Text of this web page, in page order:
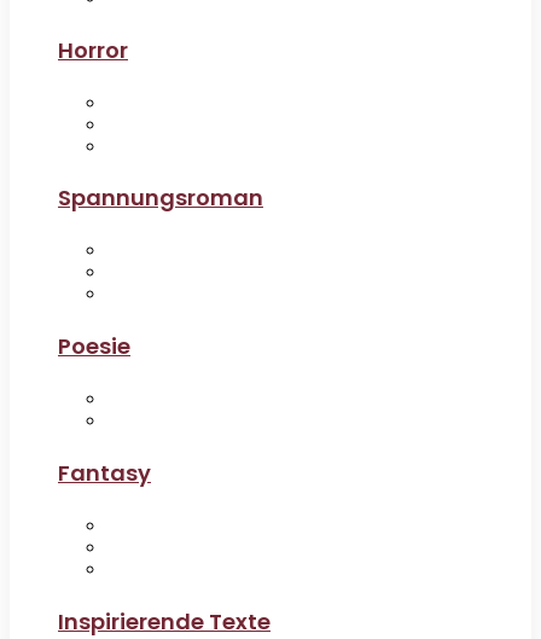
Horror
Spannungsroman
Poesie
Fantasy
Inspirierende Texte